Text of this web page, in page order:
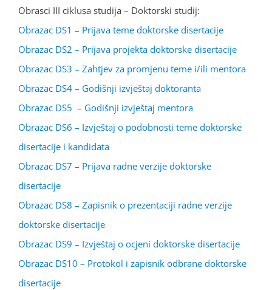
Obrasci III ciklusa studija – Doktorski studij:
Obrazac DS1 – Prijava teme doktorske disertacije
Obrazac DS2 – Prijava projekta doktorske disertacije
Obrazac DS3 – Zahtjev za promjenu teme i/ili mentora
Obrazac DS4 – Godišnji izvještaj doktoranta
Obrazac DS5 – Godišnji izvještaj mentora
Obrazac DS6 – Izvještaj o podobnosti teme doktorske
disertacije i kandidata
Obrazac DS7 – Prijava radne verzije doktorske
disertacije
Obrazac DS8 – Zapisnik o prezentaciji radne verzije
doktorske disertacije
Obrazac DS9 – Izvještaj o ocjeni doktorske disertacije
Obrazac DS10 – Protokol i zapisnik odbrane doktorske
disertacije